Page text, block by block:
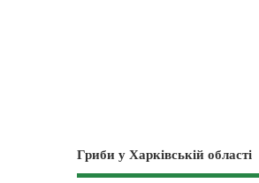
Гриби у Харківській області